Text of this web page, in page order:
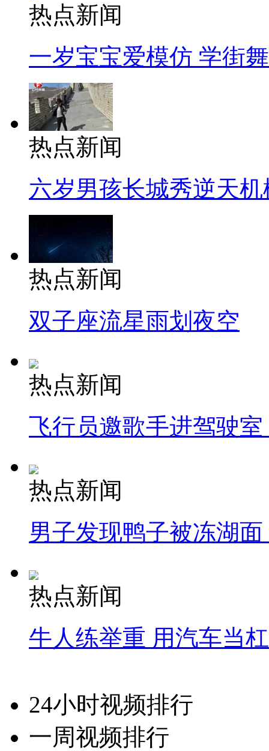
热点新闻
一岁宝宝爱模仿 学街
热点新闻
六岁男孩长城秀逆天机
热点新闻
双子座流星雨划夜空
热点新闻
飞行员邀歌手进驾驶
热点新闻
男子发现鸭子被冻湖
热点新闻
牛人练举重 用汽车当
24小时视频排行
一周视频排行